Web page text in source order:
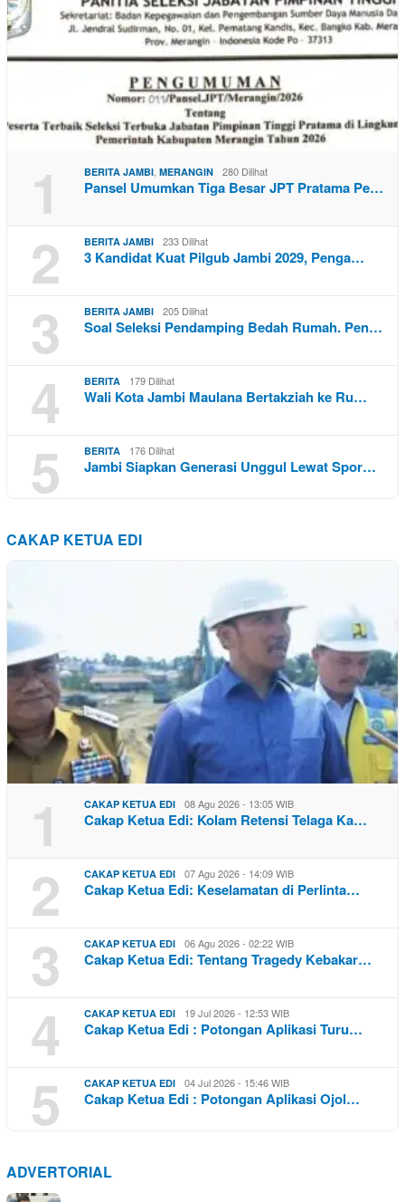
1 BERITA JAMBI MERANGIN 280 Dilihat
Pansel Umumkan Tiga Besar JPT Pratama Pe…
2 BERITA JAMBI 233 Dilihat
3 Kandidat Kuat Pilgub Jambi 2029, Penga…
3 BERITA JAMBI 205 Dilihat
Soal Seleksi Pendamping Bedah Rumah. Pen…
4 BERITA 179 Dilihat
Wali Kota Jambi Maulana Bertakziah ke Ru…
5 BERITA 176 Dilihat
Jambi Siapkan Generasi Unggul Lewat Spor…
CAKAP KETUA EDI
1 CAKAP KETUA EDI 08 Agu 2026 - 13:05 WIB
Cakap Ketua Edi: Kolam Retensi Telaga Ka…
2 CAKAP KETUA EDI 07 Agu 2026 - 14:09 WIB
Cakap Ketua Edi: Keselamatan di Perlinta…
3 CAKAP KETUA EDI 06 Agu 2026 - 02:22 WIB
Cakap Ketua Edi: Tentang Tragedy Kebakar…
4 CAKAP KETUA EDI 19 Jul 2026 - 12:53 WIB
Cakap Ketua Edi : Potongan Aplikasi Turu…
5 CAKAP KETUA EDI 04 Jul 2026 - 15:46 WIB
Cakap Ketua Edi : Potongan Aplikasi Ojol…
ADVERTORIAL